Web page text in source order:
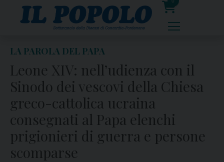
0
prodotti
LA PAROLA DEL PAPA
Leone XIV: nell’udienza con il
Sinodo dei vescovi della Chiesa
greco-cattolica ucraina
consegnati al Papa elenchi
prigionieri di guerra e persone
scomparse